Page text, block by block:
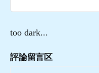
展经过又如此一波三折？
too dark...
評論留言区